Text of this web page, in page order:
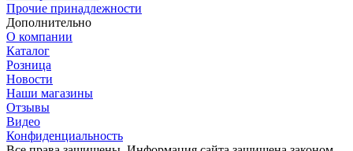
Прочие принадлежности
Дополнительно
О компании
Каталог
Розница
Новости
Наши магазины
Отзывы
Видео
Конфиденциальность